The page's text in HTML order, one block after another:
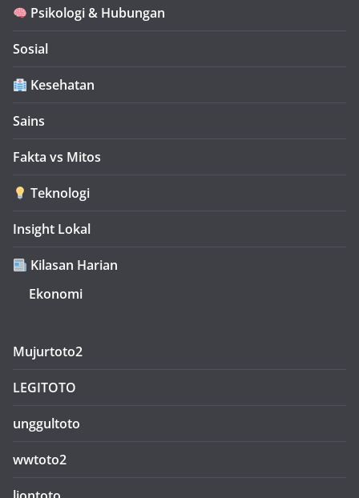
Psikologi & Hubungan
Sosial
Kesehatan
Sains
Fakta vs Mitos
Teknologi
Insight Lokal
Kilasan Harian
Ekonomi
Mujurtoto2
LEGITOTO
unggultoto
wwtoto2